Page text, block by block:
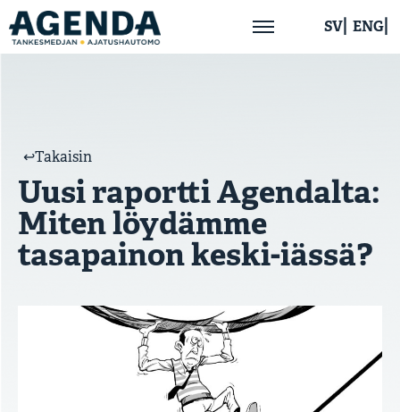
Ajankohtaista
Julkaisut
Yhteystiedot
SV ENG
↩︎Takaisin
Uusi raportti Agendalta:
Miten löydämme
tasapainon keski-iässä?